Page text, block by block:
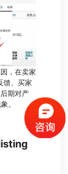
，在卖家
馈、买家
期对产
。